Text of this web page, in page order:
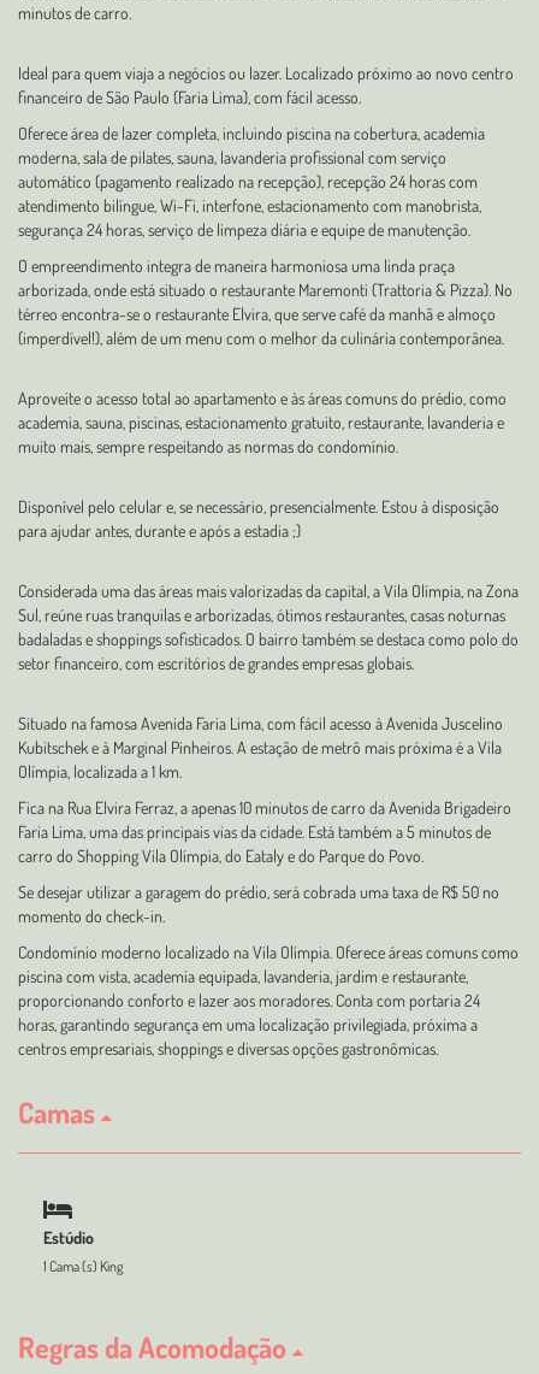
minutos de carro.
Ideal para quem viaja a negócios ou lazer. Localizado próximo ao novo centro
financeiro de São Paulo (Faria Lima), com fácil acesso.
Oferece área de lazer completa, incluindo piscina na cobertura, academia
moderna, sala de pilates, sauna, lavanderia profissional com serviço
automático (pagamento realizado na recepção), recepção 24 horas com
atendimento bilíngue, Wi-Fi, interfone, estacionamento com manobrista,
segurança 24 horas, serviço de limpeza diária e equipe de manutenção.
O empreendimento integra de maneira harmoniosa uma linda praça
arborizada, onde está situado o restaurante Maremonti (Trattoria & Pizza). No
térreo encontra-se o restaurante Elvira, que serve café da manhã e almoço
(imperdível!), além de um menu com o melhor da culinária contemporânea.
Aproveite o acesso total ao apartamento e às áreas comuns do prédio, como
academia, sauna, piscinas, estacionamento gratuito, restaurante, lavanderia e
muito mais, sempre respeitando as normas do condomínio.
Disponível pelo celular e, se necessário, presencialmente. Estou à disposição
para ajudar antes, durante e após a estadia ;)
Considerada uma das áreas mais valorizadas da capital, a Vila Olímpia, na Zona
Sul, reúne ruas tranquilas e arborizadas, ótimos restaurantes, casas noturnas
badaladas e shoppings sofisticados. O bairro também se destaca como polo do
setor financeiro, com escritórios de grandes empresas globais.
Situado na famosa Avenida Faria Lima, com fácil acesso à Avenida Juscelino
Kubitschek e à Marginal Pinheiros. A estação de metrô mais próxima é a Vila
Olímpia, localizada a 1 km.
Fica na Rua Elvira Ferraz, a apenas 10 minutos de carro da Avenida Brigadeiro
Faria Lima, uma das principais vias da cidade. Está também a 5 minutos de
carro do Shopping Vila Olímpia, do Eataly e do Parque do Povo.
Se desejar utilizar a garagem do prédio, será cobrada uma taxa de R$ 50 no
momento do check-in.
Condomínio moderno localizado na Vila Olímpia. Oferece áreas comuns como
piscina com vista, academia equipada, lavanderia, jardim e restaurante,
proporcionando conforto e lazer aos moradores. Conta com portaria 24
horas, garantindo segurança em uma localização privilegiada, próxima a
centros empresariais, shoppings e diversas opções gastronômicas.
Camas
Estúdio
1 Cama (s) King
Regras da Acomodação